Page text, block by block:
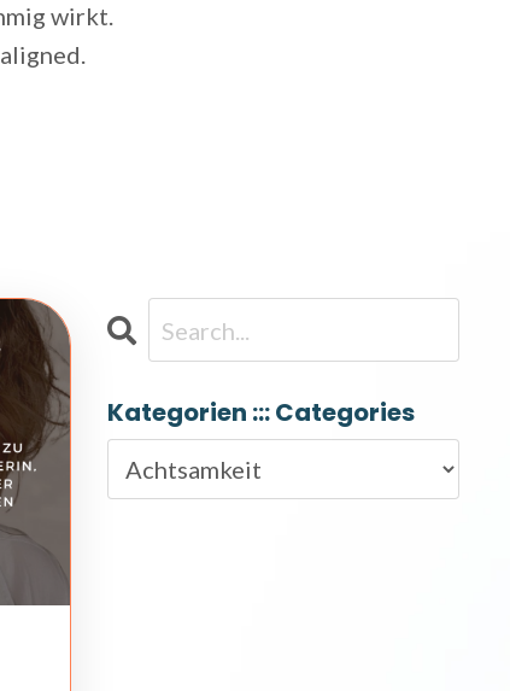
wirkt.
Kategorien ::: Categories